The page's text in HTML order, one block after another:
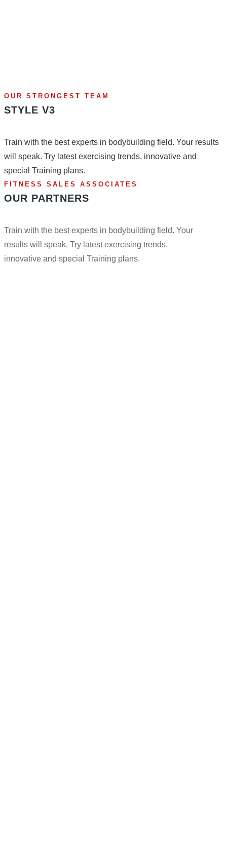
OUR STRONGEST TEAM
STYLE V3
Train with the best experts in bodybuilding field. Your results
will speak. Try latest exercising trends, innovative and
special Training plans.
FITNESS SALES ASSOCIATES
OUR PARTNERS
Train with the best experts in bodybuilding field. Your
results will speak. Try latest exercising trends,
innovative and special Training plans.